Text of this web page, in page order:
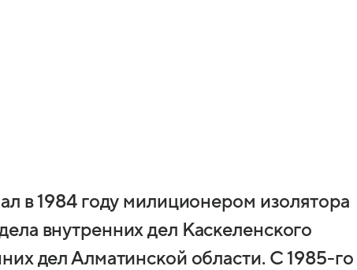
в 1984 году милиционером изолятора
внутренних дел Каскеленского
дел Алматинской области. С 1985-го